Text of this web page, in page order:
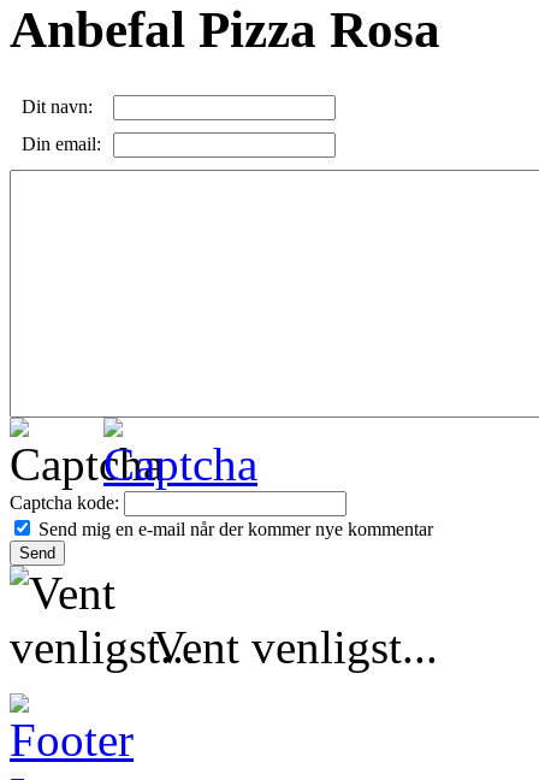
Anbefal Pizza Rosa
Dit navn:
Din email:
Captcha kode:
Send mig en e-mail når der kommer nye kommentar
Vent venligst...